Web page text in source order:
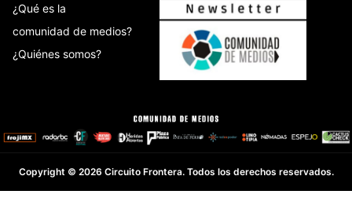
¿Qué es la
comunidad de medios?
¿Quiénes somos?
Copyright © 2026 Circuito Frontera. Todos los derechos reservados.